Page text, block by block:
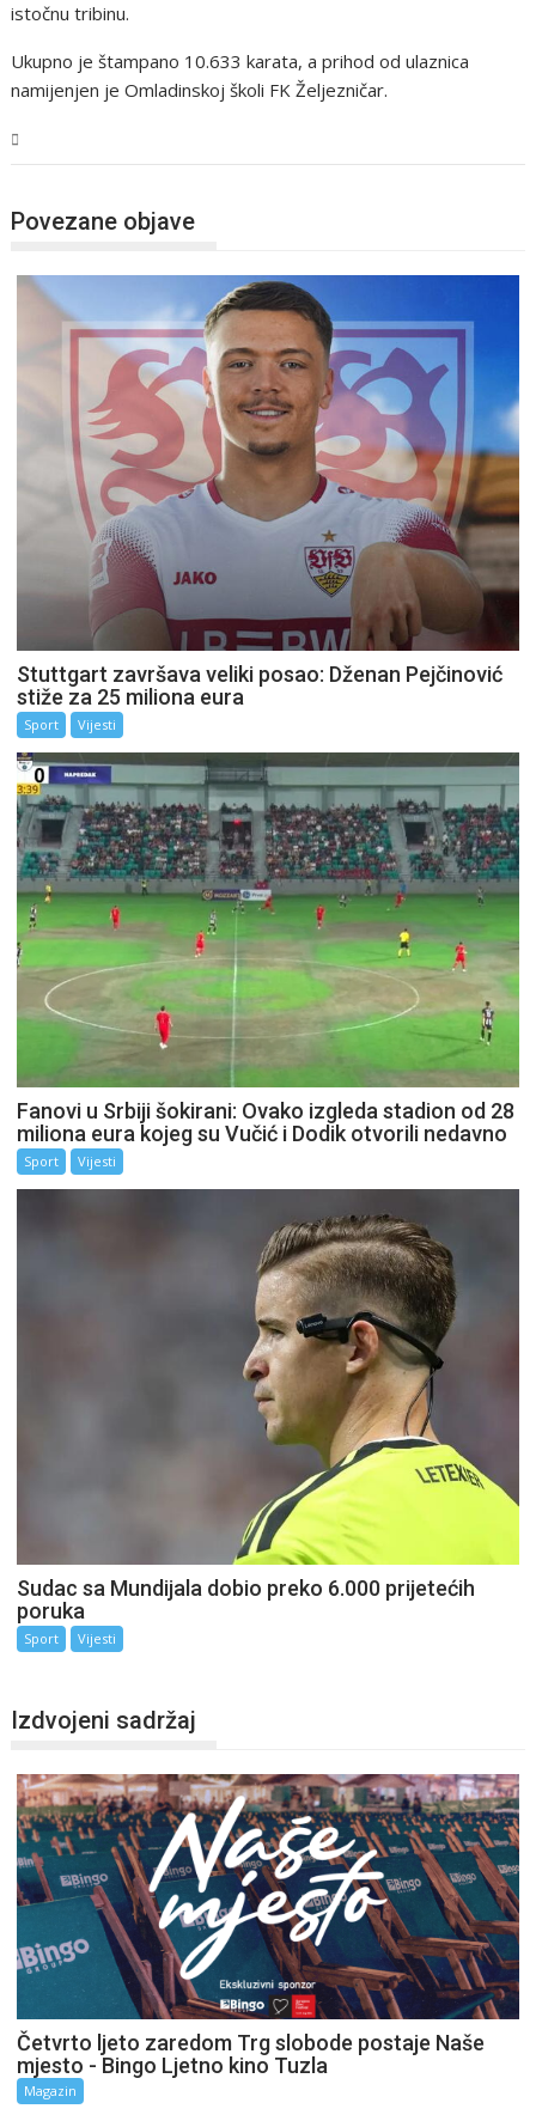
istočnu tribinu.
Ukupno je štampano 10.633 karata, a prihod od ulaznica
namijenjen je Omladinskoj školi FK Željezničar.
Povezane objave
Stuttgart završava veliki posao: Dženan Pejčinović
stiže za 25 miliona eura
Sport Vijesti
Fanovi u Srbiji šokirani: Ovako izgleda stadion od 28
miliona eura kojeg su Vučić i Dodik otvorili nedavno
Sport Vijesti
Sudac sa Mundijala dobio preko 6.000 prijetećih
poruka
Sport Vijesti
Izdvojeni sadržaj
Četvrto ljeto zaredom Trg slobode postaje Naše
mjesto - Bingo Ljetno kino Tuzla
Magazin